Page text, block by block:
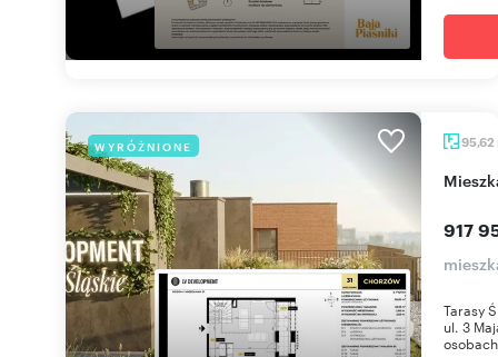
WYRÓŻNIONE 95,62
917
Tarasy
ul. 3